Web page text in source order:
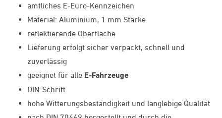
amtliches E-Euro-Kennzeichen
Material: Aluminium, 1 mm Stärke
reflektierende Oberfläche
Lieferung erfolgt sicher verpackt, schnell und
zuverlässig
geeignet für alle E-Fahrzeuge
DIN-Schrift
hohe Witterungsbeständigkeit und langlebige Qualität